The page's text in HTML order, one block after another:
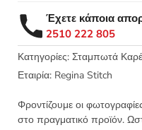
μαξιλάρι
γλαστράκια
με
κακτάκια
45x45
-
Regina
Έχετε κάποια
2510 222 805
Κατηγορίες: Σταμπωτά
Εταιρία: Regina Stitch
Φροντίζουμε οι
στο πραγματικό προϊόν.